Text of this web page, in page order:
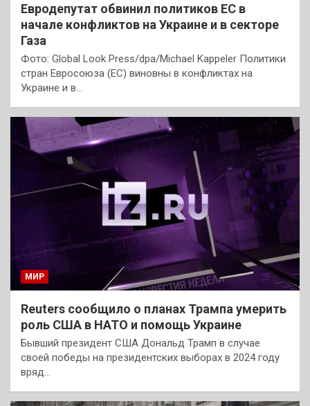
Евродепутат обвинил политиков ЕС в
начале конфликтов на Украине и в секторе
Газа
Фото: Global Look Press/dpa/Michael Kappeler Политики
стран Евросоюза (ЕС) виновны в конфликтах на
Украине и в…
МИР
Reuters сообщило о планах Трампа умерить
роль США в НАТО и помощь Украине
Бывший президент США Дональд Трамп в случае
своей победы на президентских выборах в 2024 году
вряд…